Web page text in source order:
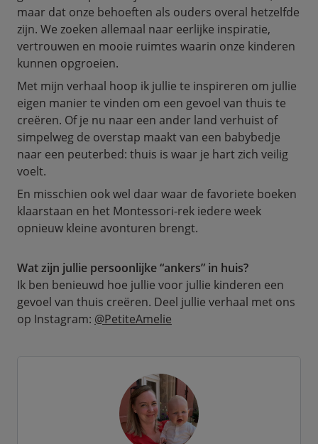
maar dat onze behoeften als ouders overal hetzelfde
zijn. We zoeken allemaal naar eerlijke inspiratie,
vertrouwen en mooie ruimtes waarin onze kinderen
kunnen opgroeien.
Met mijn verhaal hoop ik jullie te inspireren om jullie
eigen manier te vinden om een gevoel van thuis te
creëren. Of je nu naar een ander land verhuist of
simpelweg de overstap maakt van een babybedje
naar een peuterbed: thuis is waar je hart zich veilig
voelt.
En misschien ook wel daar waar de favoriete boeken
klaarstaan en het Montessori-rek iedere week
opnieuw kleine avonturen brengt.
Wat zijn jullie persoonlijke “ankers” in huis?
Ik ben benieuwd hoe jullie voor jullie kinderen een
gevoel van thuis creëren. Deel jullie verhaal met ons
op Instagram: @PetiteAmelie